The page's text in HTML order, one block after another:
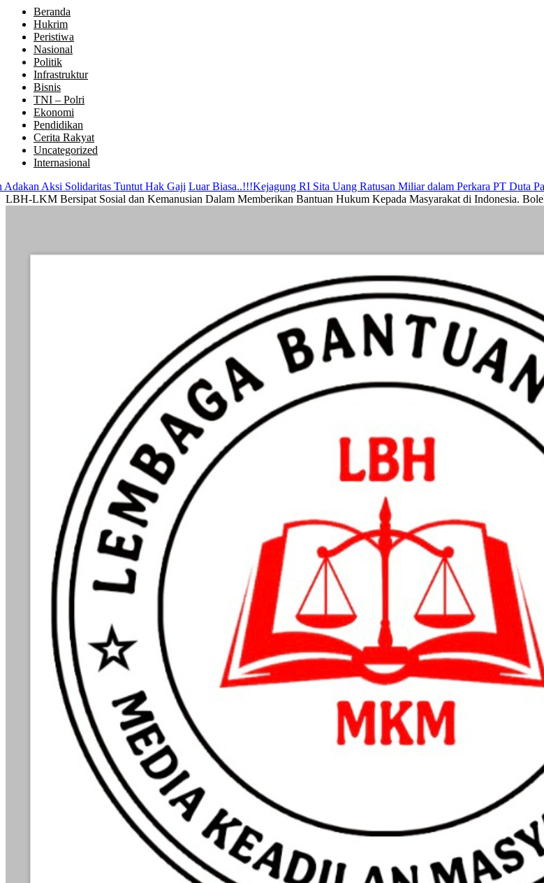
Beranda
Hukrim
Peristiwa
Nasional
Politik
Infrastruktur
Bisnis
TNI – Polri
Ekonomi
Pendidikan
Cerita Rakyat
Uncategorized
Internasional
Solidaritas Tuntut Hak Gaji Luar Biasa..!!!Kejagung RI Sita Uang Ratusan Miliar dalam Perkara PT Duta Palma
LBH-LKM Bersipat Sosial dan Kemanusian Dalam Memberikan Bantuan Hukum Kepada Masyarakat di Indonesia.